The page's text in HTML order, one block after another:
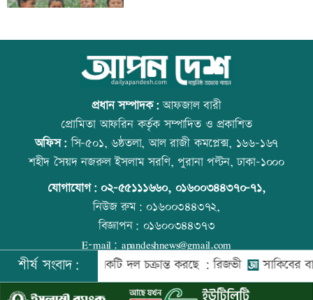
মেঘনার ভাঙনরোধে জিও ব্যাগ প্রকল্পে
অনিয়ম, এলাকাবাসীর মানববন্ধন
বাংলাদেশি পাঁচ হাজার কৃষি শ্রমিক নেবে
ওমান
স্বর্ণ খাতকে আনুষ্ঠানিক কাঠামোয় আনছে
সরকার, মতামত চাইল মন্ত্রণালয়
স্কুল ছাত্রীকে দলবদ্ধ ধর্ষণসহ ভিডিও ধারণ
প্রতিমন্ত্রীকে ঘিরে ভাইরাল ভিডিওতে ছবি
জুড়ে অপপ্রচার: এলিন
বিশ্ব মাতৃদুগ্ধ দিবস আজ
প্রধান সম্পাদক:আফজাল বারী
প্রোমিতা আফরিন কর্তৃক সম্পাদিত ও প্রকাশিত
অফিস:সি-৫০১, ৬ষ্ঠতলা, আল রাজী কমপ্লেক্স, ১৬৬-১৬৭
শহীদ সৈয়দ নজরুল ইসলাম সরণি, পুরানা পল্টন, ঢাকা-১০০০
যোগাযোগ: ০২-৫৫১১১৬৬০, ০১৬০০৩৪৪৩৭০-৭১,
নিউজ রুম:০১৬০০৩৪৪৩৭২,
বিজ্ঞাপন: ০১৬০০৩৪৪৩৭৩
E-mail: apandeshnews@gmail.com
©২০২৬ |আপন দেশ ডটকমকর্তৃক সর্বসত্ব ® সংরক্ষিত | উন্নয়নে
ইমিথমেকারস.কম
শীর্ষ সংবাদ:
বিরুদ্ধে একটি দল চক্রান্ত করছে : রিজভী সাকিবের বাড়িতে